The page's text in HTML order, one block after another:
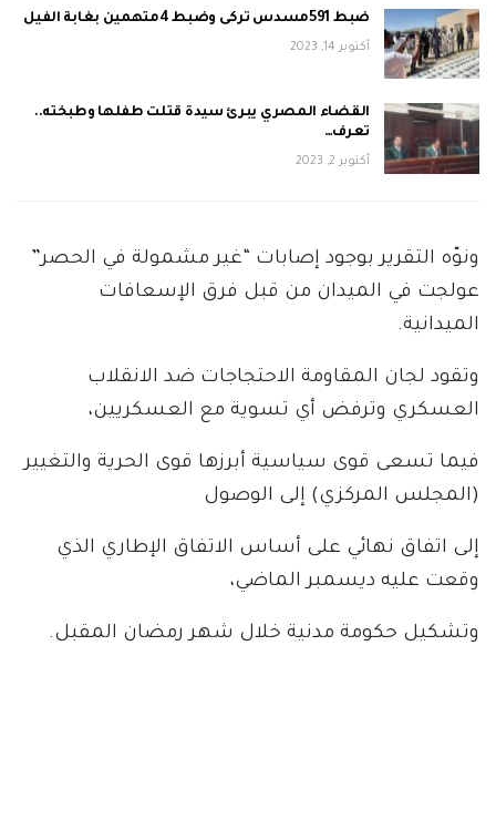
ضبط 591مسدس تركى وضبط 4متهمين بغابة الفيل
أكتوبر 14, 2023
القضاء المصري يبرئ سيدة قتلت طفلها وطبخته..
تعرف…
أكتوبر 2, 2023
ونوّه التقرير بوجود إصابات “غير مشمولة في الحصر”
عولجت في الميدان من قبل فرق الإسعافات
الميدانية.
وتقود لجان المقاومة الاحتجاجات ضد الانقلاب
العسكري وترفض أي تسوية مع العسكريين،
فيما تسعى قوى سياسية أبرزها قوى الحرية والتغيير
(المجلس المركزي) إلى الوصول
إلى اتفاق نهائي على أساس الاتفاق الإطاري الذي
وقعت عليه ديسمبر الماضي،
وتشكيل حكومة مدنية خلال شهر رمضان المقبل.